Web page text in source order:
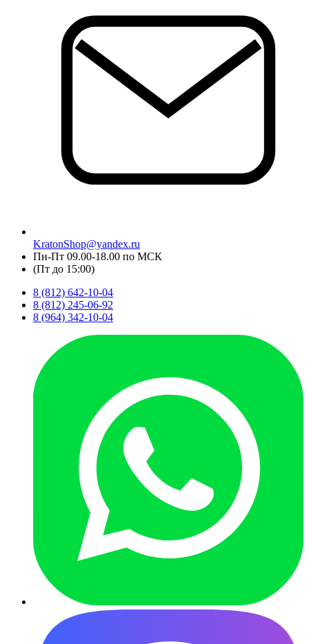
KratonShop@yandex.ru
Пн-Пт 09.00-18.00 по МСК
(Пт до 15:00)
8 (812) 642-10-04
8 (812) 245-06-92
8 (964) 342-10-04